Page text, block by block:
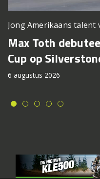
Jong Amerikaans talent
Max Toth
Cup op
6 augustus 2026